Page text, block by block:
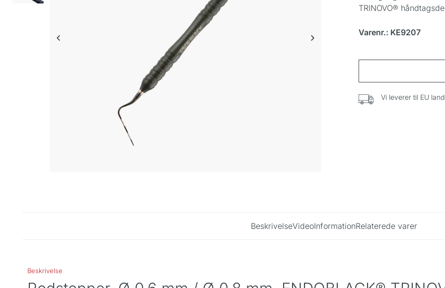
TRINOVO®
Varenr.: KE9207
Vi leverer til EU
BeskrivelseVideoInformationRelaterede varer
Beskrivelse